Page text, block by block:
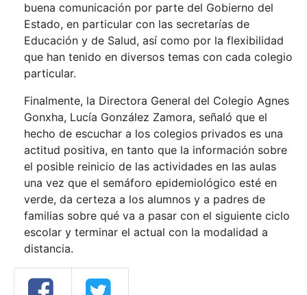
buena comunicación por parte del Gobierno del
Estado, en particular con las secretarías de
Educación y de Salud, así como por la flexibilidad
que han tenido en diversos temas con cada colegio
particular.
Finalmente, la Directora General del Colegio Agnes
Gonxha, Lucía González Zamora, señaló que el
hecho de escuchar a los colegios privados es una
actitud positiva, en tanto que la información sobre
el posible reinicio de las actividades en las aulas
una vez que el semáforo epidemiológico esté en
verde, da certeza a los alumnos y a padres de
familias sobre qué va a pasar con el siguiente ciclo
escolar y terminar el actual con la modalidad a
distancia.